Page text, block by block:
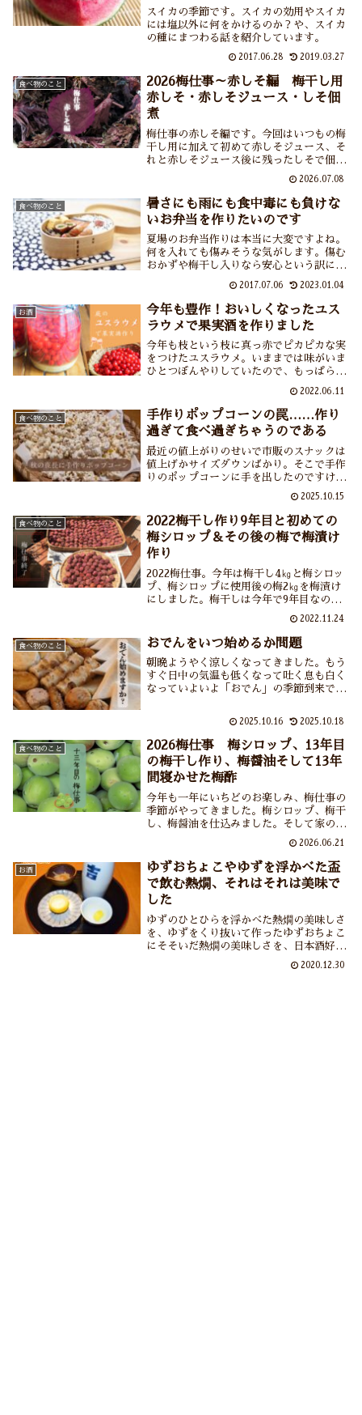
スイカの季節です。スイカの効用やスイカ
には塩以外に何をかけるのか？や、スイカ
の種にまつわる話を紹介しています。
2017.06.28 2019.03.27
食べ物のこと
2026梅仕事～赤しそ編 梅干し用
赤しそ・赤しそジュース・しそ佃
煮
梅仕事の赤しそ編です。今回はいつもの梅
干し用に加えて初めて赤しそジュース、そ
れと赤しそジュース後に残ったしそで佃煮
シロップや焼酎の割剤としても活躍しそう
だし、佃煮は思った以上においしくて疲れ
たけれど大満足の梅仕事でした。
2026.07.08
食べ物のこと
暑さにも雨にも食中毒にも負けな
いお弁当を作りたいのです
夏場のお弁当作りは本当に大変ですよね。
何を入れても傷みそうな気がします。傷む
おかずや梅干し入りなら安心という訳にも
作りについて紹介しています。
2017.07.06 2023.01.04
お酒
今年も豊作！おいしくなったユス
ラウメで果実酒を作りました
今年も枝という枝に真っ赤でピカピカな実
をつけたユスラウメ。いままでは味がいま
ひとつぼんやりしていたので、もっぱら鳥
は突然おいしくなりました。そこで初めて
ユスラウメの果実酒を作りました。あ～今
から完成が待ち遠しいです。
2022.06.11
食べ物のこと
手作りポップコーンの罠……作り
過ぎて食べ過ぎちゃうのである
最近の値上がりのせいで市販のスナックは
値上げかサイズダウンばかり。そこで手作
りのポップコーンに手を出したのですけれ
どね。お手頃だし簡単だしなによりもでき
たて熱々のポップコーンの美味しさときた
ら！ただどうしても作り過ぎちゃうし食べ
過ぎちゃうのですよねー……またお腹のお
肉が育っちゃうな。
2025.10.15
食べ物のこと
2022梅干し作り9年目と初めての
梅シロップ＆その後の梅で梅漬け
作り
2022梅仕事。今年は梅干し4㎏と梅シロッ
プ、梅シロップに使用後の梅2㎏を梅漬け
にしました。梅干しは今年で9年目なので
て。天候不順が続く中なんとか8月中に干
し終わりました。梅シロップや梅漬けも家
族に大好評でしたので来年もまた作ります
よ。
2022.11.24
食べ物のこと おでんをいつ始めるか問題
朝晩ようやく涼しくなってきました。もう
すぐ日中の気温も低くなって吐く息も白く
なっていよいよ「おでん」の季節到来です
ろうけれど作る人がその気になれなく
て……とはいえそろそろおでん始めます
か？
2025.10.16 2025.10.18
食べ物のこと
2026梅仕事 梅シロップ、13年目
の梅干し作り、梅醤油そして13年
間寝かせた梅酢
今年も一年にいちどのお楽しみ、梅仕事の
季節がやってきました。梅シロップ、梅干
し、梅醤油を仕込みました。そして家の片
隅から13年前に漬けた梅酢を発見（発
掘？）。おそるおそる舐めてみたところそ
のおいしさにビックリ！梅のもの(梅酒、
梅干し）は年数がたつほどにおいしくなる
とは聞くけれどほんとうだった！我が家の
家宝が増えました。
2026.06.21
お酒
ゆずおちょこやゆずを浮かべた盃
で飲む熱燗、それはそれは美味で
した
ゆずのひとひらを浮かべた熱燗の美味しさ
を、ゆずをくり抜いて作ったゆずおちょこ
にそそいだ熱燗の美味しさを、日本酒好
だでさえ美味しい日本酒にゆずの風味が加
2020.12.30